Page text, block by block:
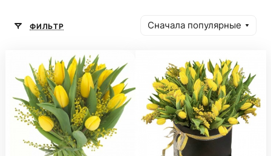
ФИЛЬТР Сначала популярные